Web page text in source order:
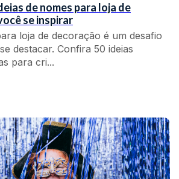
de nomes para loja de
se inspirar
loja de decoração é um desafio
destacar. Confira 50 ideias
para cri...